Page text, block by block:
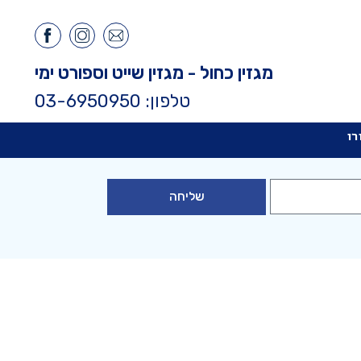
מגזין כחול - מגזין שייט וספורט ימי
טלפון: 03-6950950
שליחה